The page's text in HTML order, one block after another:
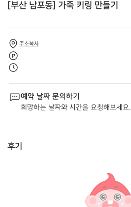
[부산 남포동] 가죽 키링 만들기
주소복사
예약 날짜 문의하기
희망하는 날짜와 시간을 요청해보세요.
후기